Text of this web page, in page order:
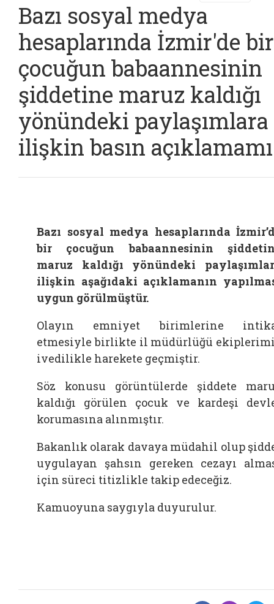
Bazı sosyal medya
hesaplarında İzmir'de bir
çocuğun babaannesinin
şiddetine maruz kaldığı
yönündeki paylaşımlara
ilişkin basın
Bazı sosyal medya hesaplarında
bir çocuğun babaannesinin
maruz kaldığı yönündeki
ilişkin aşağıdaki açıklamanın
uygun görülmüştür.
Olayın emniyet birimlerine
etmesiyle birlikte il müdürlüğü
ivedilikle harekete geçmiştir.
Söz konusu görüntülerde şiddete
kaldığı görülen çocuk ve kardeşi
korumasına alınmıştır.
Bakanlık olarak davaya müdahil olup
uygulayan şahsın gereken cezayı
için süreci titizlikle takip edeceğiz.
Kamuoyuna saygıyla duyurulur.